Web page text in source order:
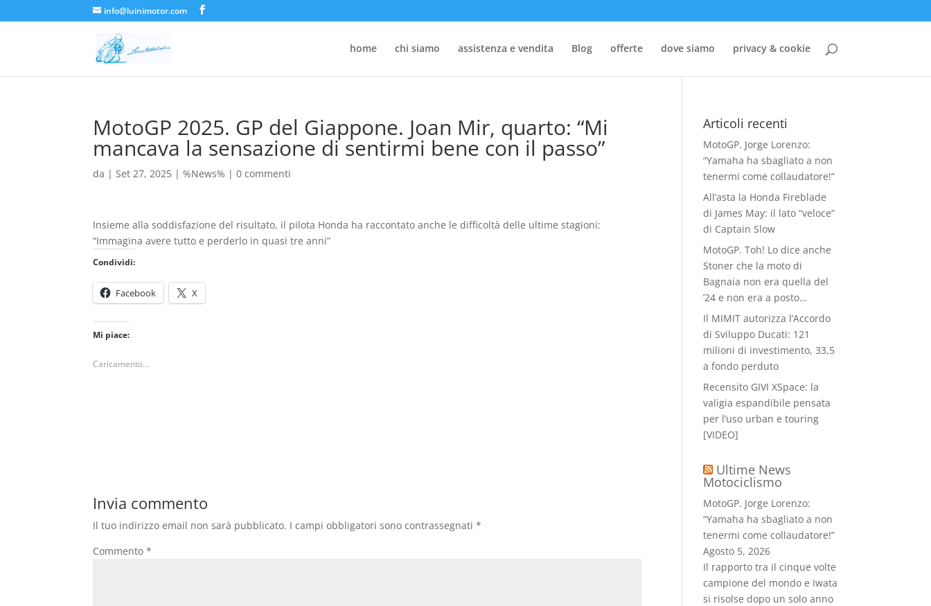
info@luinimotor.com
home chi siamo assistenza e vendita Blog offerte dove siamo privacy & cookie
MotoGP 2025. GP del Giappone. Joan Mir, quarto: “Mi
mancava la sensazione di sentirmi bene con il passo”
da |Set 27, 2025 |%News% |0 commenti
Insieme alla soddisfazione del risultato, il pilota Honda ha raccontato anche le difficoltà delle ultime stagioni:
“Immagina avere tutto e perderlo in quasi tre anni”
Condividi:
Facebook X
Mi piace:
Caricamento...
Invia commento
Il tuo indirizzo email non sarà pubblicato. I campi obbligatori sono contrassegnati*
Commento*
Articoli recenti
MotoGP. Jorge Lorenzo:
“Yamaha ha sbagliato a non
tenermi come collaudatore!”
All’asta la Honda Fireblade
di James May: il lato “veloce”
di Captain Slow
MotoGP. Toh! Lo dice anche
Stoner che la moto di
Bagnaia non era quella del
’24 e non era a posto…
Il MIMIT autorizza l’Accordo
di Sviluppo Ducati: 121
milioni di investimento, 33,5
a fondo perduto
Recensito GIVI XSpace: la
valigia espandibile pensata
per l’uso urban e touring
[VIDEO]
Ultime News
Motociclismo
MotoGP. Jorge Lorenzo:
“Yamaha ha sbagliato a non
tenermi come collaudatore!”
Agosto 5, 2026
Il rapporto tra il cinque volte
campione del mondo e Iwata
si risolse dopo un solo anno